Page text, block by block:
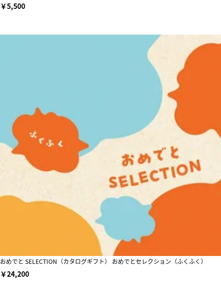
￥5,500
おめでと SELECTION（カタログギフト） おめでとセレクション（ふくふく）
￥24,200